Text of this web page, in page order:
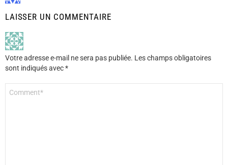
LAISSER UN COMMENTAIRE
Votre adresse e-mail ne sera pas publiée. Les champs obligatoires
sont indiqués avec*